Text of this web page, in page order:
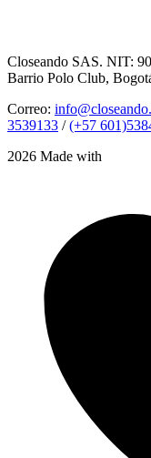
Closeando SAS. NIT:
Barrio Polo Club,
Correo:
3539133 /(+57
2026 Made with